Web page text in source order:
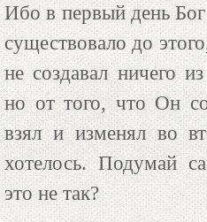
Ибо в первый день Бог
существовало до
не создавал ничего
но от того, что Он
взял и изменял во
хотелось. Подумай
это не так?